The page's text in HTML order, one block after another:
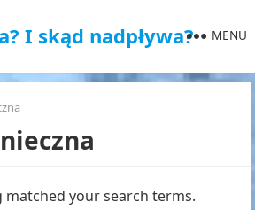
I skąd nadpływa? MENU
your search terms.